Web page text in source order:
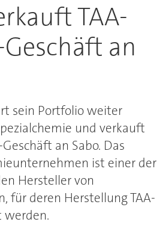
TAA-
an
sein Portfolio weiter
und verkauft
an Sabo. Das
ist einer der
Hersteller von
für deren Herstellung TAA-
werden.